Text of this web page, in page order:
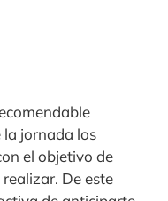
la jornada los
el objetivo de
De este